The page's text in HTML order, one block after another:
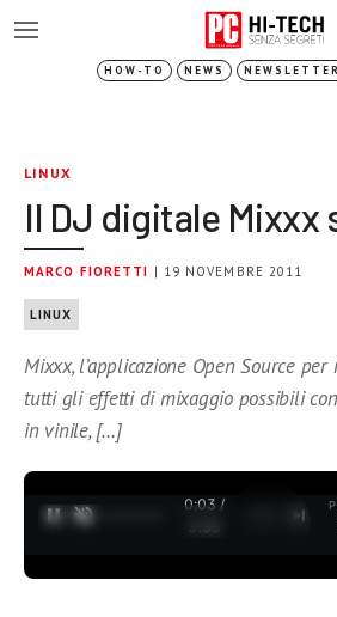
HOW-TO NEWS NEWSLETTER
LINUX
Il DJ digitale Mixxx
MARCO FIORETTI | 19 NOVEMBRE 2011
LINUX
Mixxx, l’applicazione Open Source
tutti gli effetti di mixaggio possibili
in vinile, […]
0:03 /
3:35